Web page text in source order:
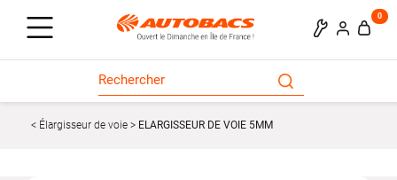
0
Élargisseur de voie ELARGISSEUR DE VOIE 5MM